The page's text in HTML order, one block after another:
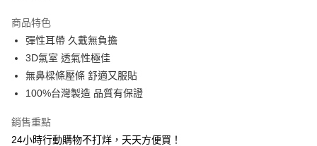
Google Pay
全盈+PAY
AFTEE先享後付
相關說明
AFTEE先享後付是「在收到商品之後才付款」的支付方式。 讓您購物簡單
便利好安心！
ATM付款
商品特色
彈性耳帶 久戴無負擔
3D氣室 透氣性極佳
無鼻樑條壓條 舒適又服貼
100%台灣製造 品質有保證
銷售重點
24小時行動購物不打烊，天天方便買！